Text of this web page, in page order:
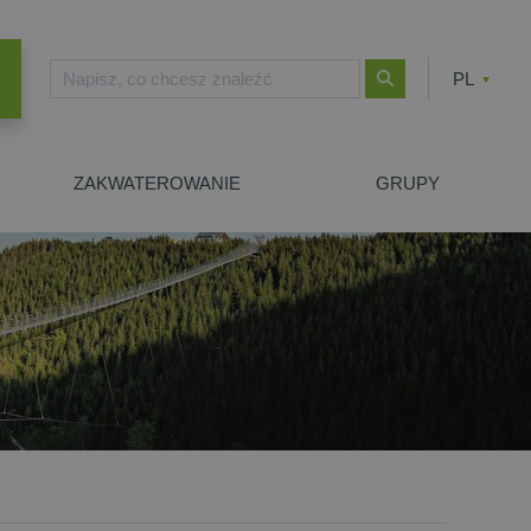
PL
ZIMNÍ
ZAKWATEROWANIE GRUPY
WYSZUKIWANIE